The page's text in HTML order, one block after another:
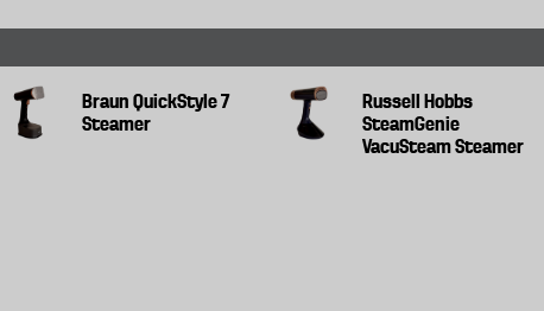
Braun QuickStyle 7
Steamer
Russell Hobbs
SteamGenie
VacuSteam Steamer